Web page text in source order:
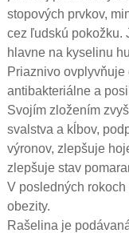
stopových prvkov,
cez ľudskú pokožku.
hlavne na kyselinu
Priaznivo
antibakteriálne a
Svojím zložením
svalstva a kĺbov,
výronov, zlepšuje
zlepšuje stav
V posledných
obezity.
Rašelina je